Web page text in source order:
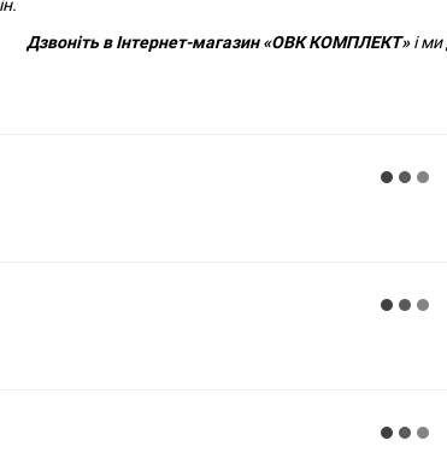
Дзвоніть в Інтернет-магазин «ОВК КОМПЛЕКТ»і ми